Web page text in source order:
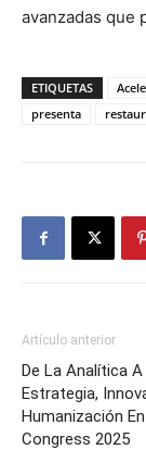
avanzadas que
ETIQUETAS
presenta
Artículo anterior
De La Analítica
Estrategia,
Humanización
Congress 2025